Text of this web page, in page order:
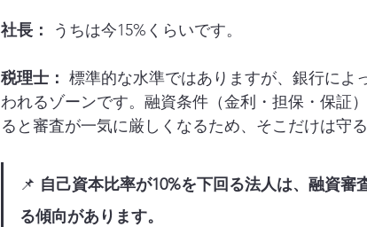
社長： うちは今15%くらいです。
税理士： 標準的な水準ではありますが、銀行によ
われるゾーンです。融資条件（金利・担保・保証
ると審査が一気に厳しくなるため、そこだけは守
📌 自己資本比率が10%を下回る法人は、融資
る傾向があります。